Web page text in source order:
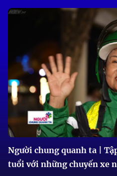
Người chung quanh ta |
tuổi với những chuyến xe